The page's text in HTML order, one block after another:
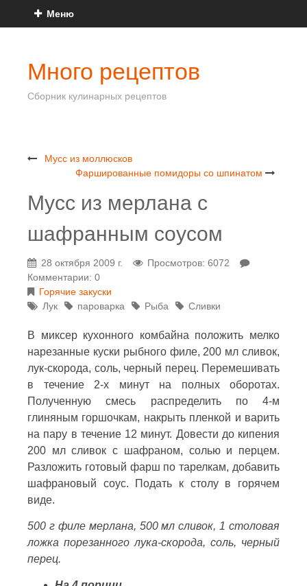
Меню
Много рецептов
Сборник кулинарных рецептов
Мусс из моллюсков
Фаршированные помидоры со шпинатом
Мусс из мерлана с
шафранным соусом
28 октября 2009 г.
Просмотров: 6072
Комментарии: 0
Горячие закуски
Лук
пароварка Рыба Сливки
В миксер кухонного комбайна положить мелко
нарезанные куски рыбного филе, 200 мл сливок,
лук-скорода, соль, черный перец. Перемешивать
в течение 2-х минут на полных оборотах.
Полученную смесь распределить по 4-м
глиняным горшочкам, накрыть пленкой и варить
на пару в течение 12 минут. Довести до кипения
200 мл сливок с шафраном, солью и перцем.
Разложить готовый фарш по тарелкам, добавить
шафрановый соус. Подать к столу в горячем
виде.
500 г филе мерлана, 500 мл сливок, 1 столовая
ложка порезанного лука-скорода, соль, черный
перец.